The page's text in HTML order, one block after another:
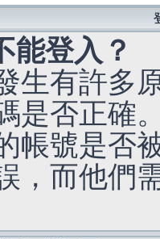
能登入？
生有許多
是否正確
帳號是否
，而他們